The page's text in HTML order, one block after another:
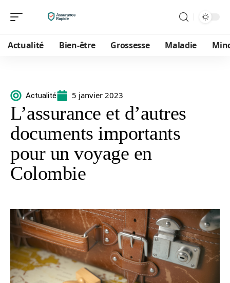
Actualité Bien-être Grossesse Maladie
Actualité 5 janvier 2023
L’assurance et d’autres
documents importants
pour un voyage en
Colombie